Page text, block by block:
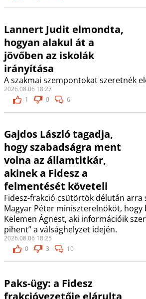
Lannert Judit elmondta,
hogyan alakul át a
jövőben az iskolák
irányítása
A szakmai szempontokat szeretnék
2026.08.06 18:27
1
0 6
Gajdos László tagadja,
hogy szabadságra ment
volna az államtitkár,
akinek a Fidesz a
felmentését követeli
Fidesz-frakció csütörtök délután arra
Magyar Péter miniszterelnököt, hogy
Kelemen Ágnest, aki információik
pihent” a válsághelyzet idején.
2026.08.06 18:25
0
3 10
Paks-ügy: a Fidesz